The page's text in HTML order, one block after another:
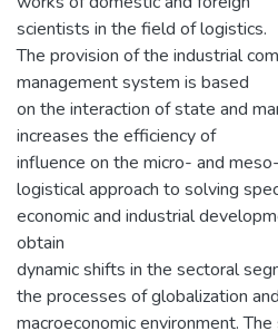
scientists in the field of logistics.
The provision of the industrial
management system is based
on the interaction of state and
increases the efficiency of
influence on the micro- and
logistical approach to solving
economic and industrial
obtain
dynamic shifts in the sectoral
the processes of globalization
macroeconomic environment.